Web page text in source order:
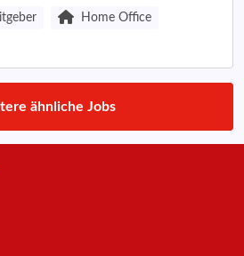
Home Office
ähnliche Jobs